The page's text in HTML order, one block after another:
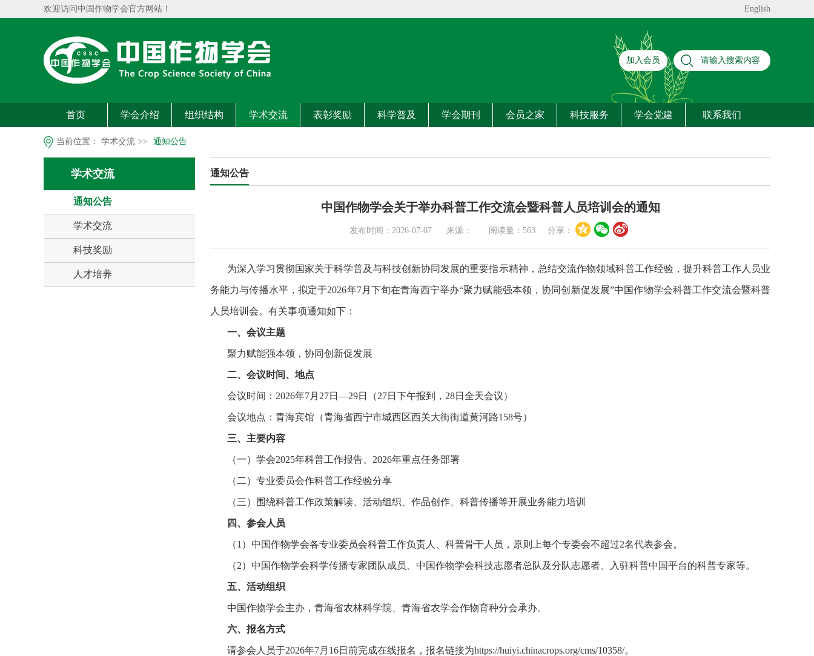
欢迎访问中国作物学会官方网站！ English
加入会员
首页 学会介绍 组织结构 学术交流 表彰奖励 科学普及 学会期刊 会员之家 科技服务 学会党建 联系我们
当前位置： 学术交流 >> 通知公告
学术交流
通知公告
学术交流
科技奖励
人才培养
通知公告
中国作物学会关于举办科普工作交流会暨科普人员培训会的通知
发布时间：2026-07-07 来源： 阅读量： 563分享：
为深入学习贯彻国家关于科学普及与科技创新协同发展的重要指示精神，总结交流作物领域科普工作经验，提升科普工作人员业
务能力与传播水平，拟定于2026年7月下旬在青海西宁举办“聚力赋能强本领，协同创新促发展”中国作物学会科普工作交流会暨科普
人员培训会。有关事项通知如下：
一、会议主题
聚力赋能强本领，协同创新促发展
二、会议时间、地点
会议时间：2026年7月27日—29日（27日下午报到，28日全天会议）
会议地点：青海宾馆（青海省西宁市城西区西关大街街道黄河路158号）
三、主要内容
（一）学会2025年科普工作报告、2026年重点任务部署
（二）专业委员会作科普工作经验分享
（三）围绕科普工作政策解读、活动组织、作品创作、科普传播等开展业务能力培训
四、参会人员
（1）中国作物学会各专业委员会科普工作负责人、科普骨干人员，原则上每个专委会不超过2名代表参会。
（2）中国作物学会科学传播专家团队成员、中国作物学会科技志愿者总队及分队志愿者、入驻科普中国平台的科普专家等。
五、活动组织
中国作物学会主办，青海省农林科学院、青海省农学会作物育种分会承办。
六、报名方式
请参会人员于2026年7月16日前完成在线报名，报名链接为https://huiyi.chinacrops.org/cms/10358/。